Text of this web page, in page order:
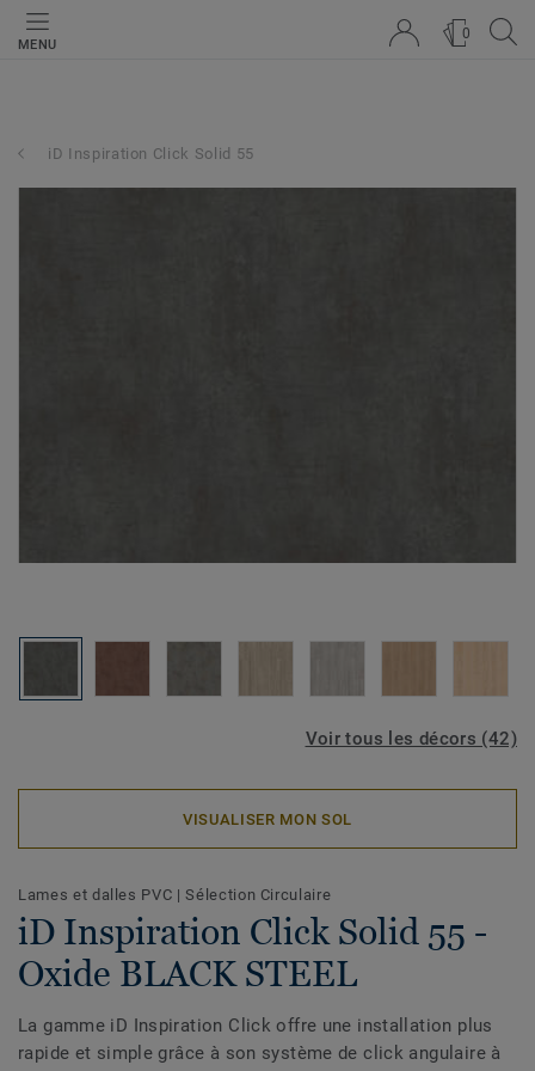
MENU
0
iD Inspiration Click Solid 55
Voir tous les décors (42)
VISUALISER MON SOL
Lames et dalles PVC |Sélection Circulaire
iD Inspiration Click Solid 55 -
Oxide BLACK STEEL
La gamme iD Inspiration Click offre une installation plus
rapide et simple grâce à son système de click angulaire à